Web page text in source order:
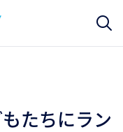
たちにラン